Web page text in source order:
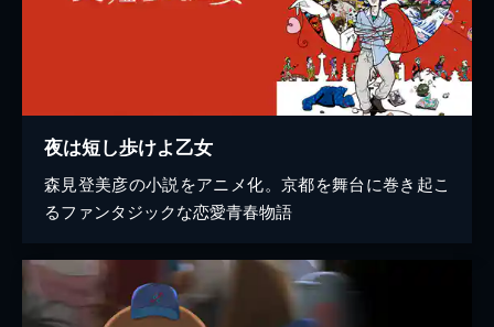
夜は短し歩けよ乙女
森見登美彦の小説をアニメ化。京都を舞台に巻き起こ
るファンタジックな恋愛青春物語